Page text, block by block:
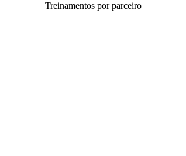
Treinamentos por parceiro